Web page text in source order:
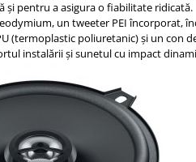
și pentru a asigura o fiabilitate ridicată.
un tweeter PEI încorporat,
(termoplastic poliuretanic) și un con
instalării și sunetul cu impact